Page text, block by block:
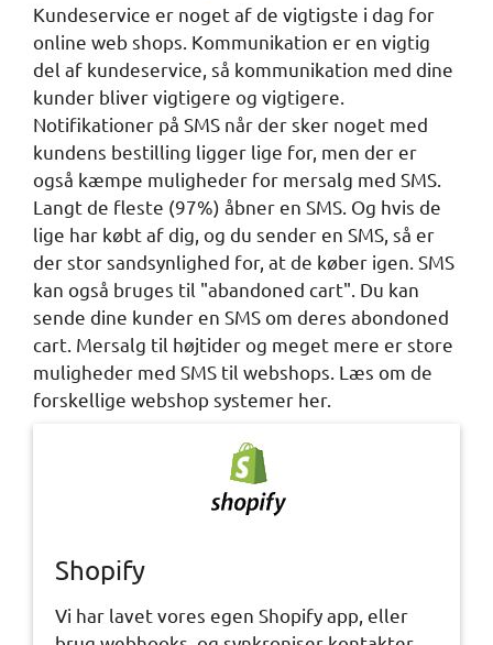
Kundeservice er noget af de vigtigste i dag for
online web shops. Kommunikation er en vigtig
del af kundeservice, så kommunikation med dine
kunder bliver vigtigere og vigtigere.
Notifikationer på SMS når der sker noget med
kundens bestilling ligger lige for, men der er
også kæmpe muligheder for mersalg med SMS.
Langt de fleste (97%) åbner en SMS. Og hvis de
lige har købt af dig, og du sender en SMS, så er
der stor sandsynlighed for, at de køber igen. SMS
kan også bruges til "abandoned cart". Du kan
sende dine kunder en SMS om deres abondoned
cart. Mersalg til højtider og meget mere er store
muligheder med SMS til webshops. Læs om de
forskellige webshop systemer her.
Shopify
Vi har lavet vores egen Shopify app, eller